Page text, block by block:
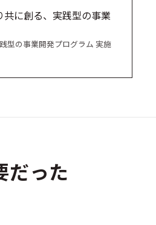
共に創る、実践型の事業
型の事業開発プログラム 実施
だった